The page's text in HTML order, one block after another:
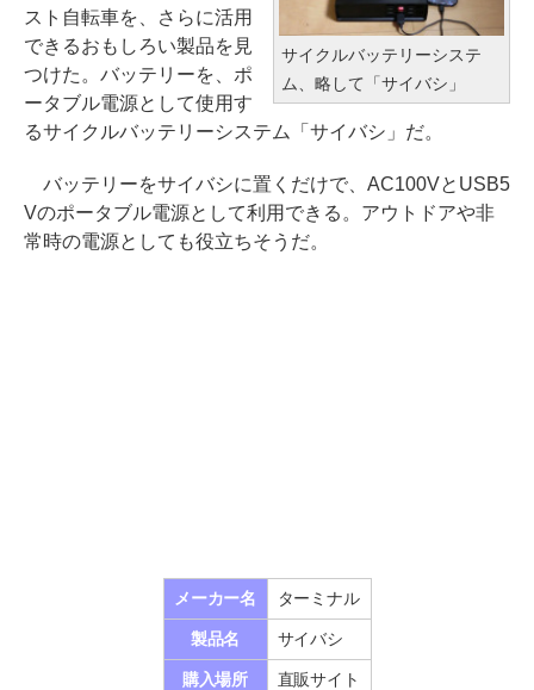
サイクルバッテリーシステ
ム、略して「サイバシ」
スト自転車を、さらに活用
できるおもしろい製品を見
つけた。バッテリーを、ポ
ータブル電源として使用す
るサイクルバッテリーシステム「サイバシ」だ。
バッテリーをサイバシに置くだけで、AC100VとUSB5
Vのポータブル電源として利用できる。アウトドアや非
常時の電源としても役立ちそうだ。
メーカー名 ターミナル
製品名 サイバシ
購入場所 直販サイト